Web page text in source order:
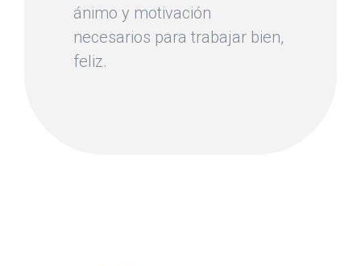
ánimo y motivación
necesarios para trabajar bien,
feliz.